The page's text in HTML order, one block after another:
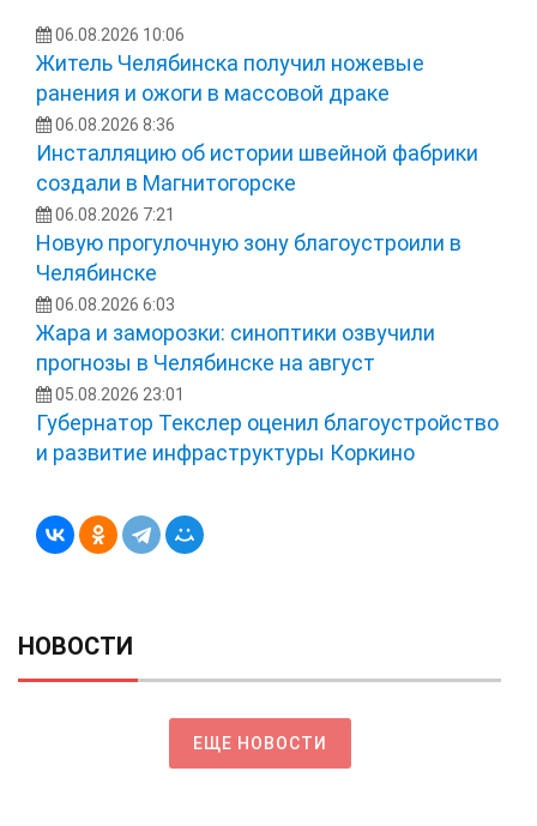
06.08.2026 10:06
Житель Челябинска получил ножевые
ранения и ожоги в массовой драке
06.08.2026 8:36
Инсталляцию об истории швейной фабрики
создали в Магнитогорске
06.08.2026 7:21
Новую прогулочную зону благоустроили в
Челябинске
06.08.2026 6:03
Жара и заморозки: синоптики озвучили
прогнозы в Челябинске на август
05.08.2026 23:01
Губернатор Текслер оценил благоустройство
и развитие инфраструктуры Коркино
НОВОСТИ
ЕЩЕ НОВОСТИ